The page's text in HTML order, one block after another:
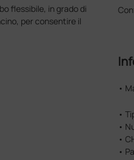
flessibile, in grado di
per consentire il
•
•
•
•
•